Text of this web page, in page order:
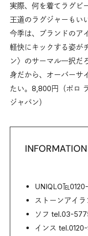
実際、何を着てラグビ
王道のラグジャーもい
今季は、ブランドのア
軽快にキックする姿が
ン〉のサーマル一択だ
身だから、オーバーサ
たい。8,800円（ポロ
ジャパン）
INFORMATION
UNIQLO℡0120-
ストーンアイ
ソフ tel.03-
インス